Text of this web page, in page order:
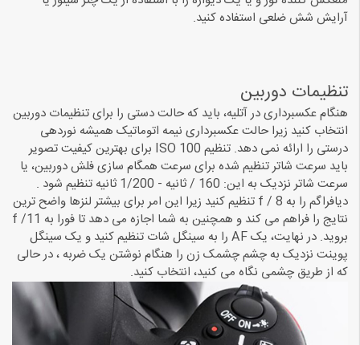
آرایش شش ضلعی استفاده کنید.
تنظیمات دوربین
هنگام عکسبرداری در آتلیه، باید که حالت دستی را برای تنظیمات دوربین
انتخاب کنید زیرا حالت عکسبرداری نیمه اتوماتیک همیشه نوردهی
درستی را ارائه نمی دهد. تنظیم ISO 100 برای بهترین کیفیت تصویر
باید سرعت شاتر تنظیم شده برای سرعت همگام سازی فلش دوربین، یا
سرعت شاتر نزدیک به این: 160 / ثانیه - 1/200 ثانیه تنظیم شود .
دیافراگم را به f / 8 تنظیم کنید زیرا این امر برای بیشتر لنزها واضح ترین
نتایج را فراهم می کند و همچنین به شما اجازه می دهد تا فورا به 11/ f
بروید. در نهایت، یک AF را به سینگل شات تنظیم کنید و یک سینگل
پوینت نزدیک به چشم چشمک زن را هنگام نوشتن یک ضربه ، در حالی
که از طریق چشمی نگاه می کنید، انتخاب کنید.